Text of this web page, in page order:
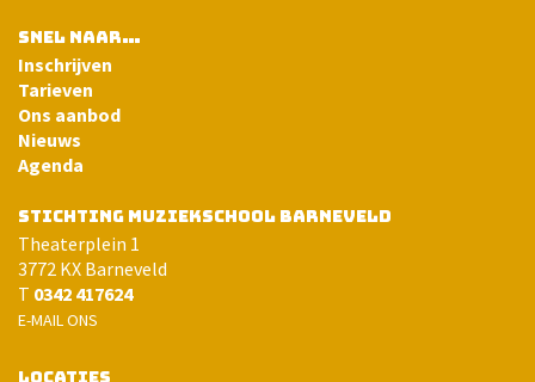
STICHTING MUZIEKSCHOOL BARNEVELD
Theaterplein 1
3772 KX Barneveld
T 0342 417624
E-MAIL ONS
LOCATIES
SNEL NAAR…
Inschrijven
Tarieven
Ons aanbod
Nieuws
Agenda